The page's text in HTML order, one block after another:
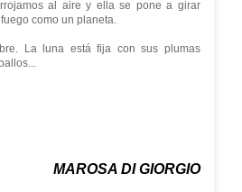
al aire y ella se pone a girar
como un planeta.
La luna está fija con sus plumas
MAROSA DI GIORGIO